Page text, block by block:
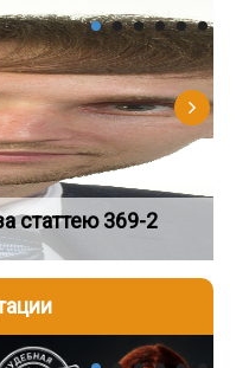
статтею 369-2